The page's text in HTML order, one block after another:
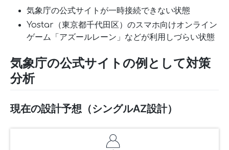
気象庁の公式サイトが一時接続できない状態
Yostar（東京都千代田区）のスマホ向けオンライン
ゲーム「アズールレーン」などが利用しづらい状態
気象庁の公式サイトの例として対策
分析
現在の設計予想（シングルAZ設計）